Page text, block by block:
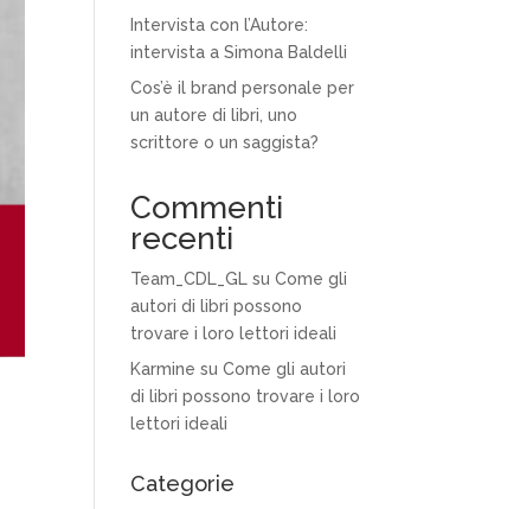
Intervista con l’Autore:
intervista a Simona Baldelli
Cos’è il brand personale per
un autore di libri, uno
scrittore o un saggista?
Commenti
recenti
Team_CDL_GL suCome gli
autori di libri possono
trovare i loro lettori ideali
Karmine suCome gli autori
di libri possono trovare i loro
lettori ideali
Categorie